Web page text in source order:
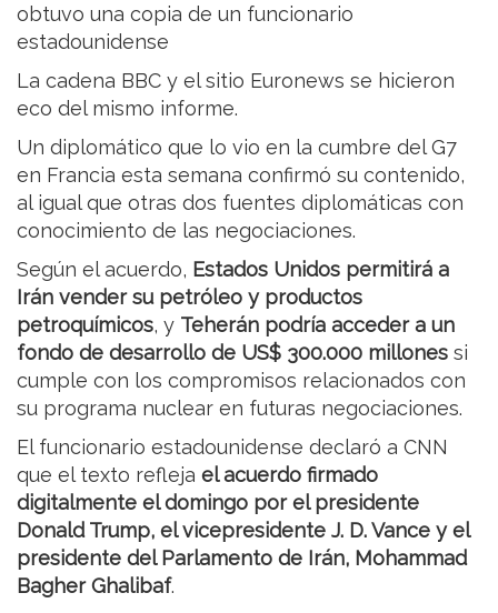
obtuvo una copia de un funcionario
estadounidense
La cadena BBC y el sitio Euronews se hicieron
eco del mismo informe.
Un diplomático que lo vio en la cumbre del G7
en Francia esta semana confirmó su contenido,
al igual que otras dos fuentes diplomáticas con
conocimiento de las negociaciones.
Según el acuerdo, Estados Unidos permitirá a
Irán vender su petróleo y productos
petroquímicos, y Teherán podría acceder a un
fondo de desarrollo de US$ 300.000 millones si
cumple con los compromisos relacionados con
su programa nuclear en futuras negociaciones.
El funcionario estadounidense declaró a CNN
que el texto refleja el acuerdo firmado
digitalmente el domingo por el presidente
Donald Trump, el vicepresidente J. D. Vance y el
presidente del Parlamento de Irán, Mohammad
Bagher Ghalibaf.